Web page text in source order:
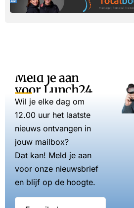
Meld je aan
voor Lunch24
Wil je elke dag om
12.00 uur het laatste
nieuws ontvangen in
jouw mailbox?
Dat kan! Meld je aan
voor onze nieuwsbrief
en blijf op de hoogte.